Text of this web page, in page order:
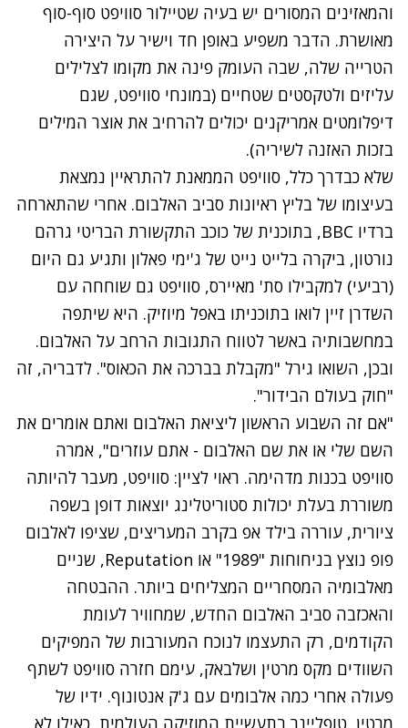
והמאזינים המסורים יש בעיה שטיילור סוויפט סוף-סוף
מאושרת. הדבר משפיע באופן חד וישיר על היצירה
הטרייה שלה, שבה העומק פינה את מקומו לצלילים
עליזים ולטקסטים שטחיים (במונחי סוויפט, שגם
דיפלומטים אמריקנים יכולים להרחיב את אוצר המילים
בזכות האזנה לשיריה).
שלא כבדרך כלל, סוויפט הממאנת להתראיין נמצאת
בעיצומו של בליץ ראיונות סביב האלבום. אחרי שהתארחה
ברדיו BBC, בתוכנית של כוכב התקשורת הבריטי גרהם
נורטון, ביקרה בלייט נייט של ג'ימי פאלון ותגיע גם היום
(רביעי) למקבילו סת' מאיירס, סוויפט גם שוחחה עם
השדרן זיין לואו בתוכניתו באפל מיוזיק. היא שיתפה
במחשבותיה באשר לטווח התגובות הרחב על האלבום.
ובכן, השואו גירל "מקבלת בברכה את הכאוס". לדבריה, זה
"חוק בעולם הבידור".
"אם זה השבוע הראשון ליציאת האלבום ואתם אומרים את
השם שלי או את שם האלבום - אתם עוזרים", אמרה
סוויפט בכנות מדהימה. ראוי לציין: סוויפט, מעבר להיותה
משוררת בעלת יכולות סטוריטלינג יוצאות דופן בשפה
ציורית, עוררה בילד אפ בקרב המעריצים, שציפו לאלבום
פופ נוצץ בניחוחות "1989" או Reputation, שניים
מאלבומיה המסחריים המצליחים ביותר. ההבטחה
והאכזבה סביב האלבום החדש, שמחוויר לעומת
הקודמים, רק התעצמו לנוכח המעורבות של המפיקים
השוודים מקס מרטין ושלבאק, עימם חזרה סוויפט לשתף
פעולה אחרי כמה אלבומים עם ג'ק אנטונוף. ידיו של
מרטין, טופליינר בתעשיית המוזיקה העולמית, כאילו לא